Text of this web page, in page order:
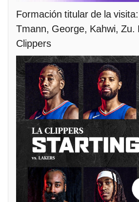
Formación titular de la
Tmann, George, Kahwi, Zu.
Clippers